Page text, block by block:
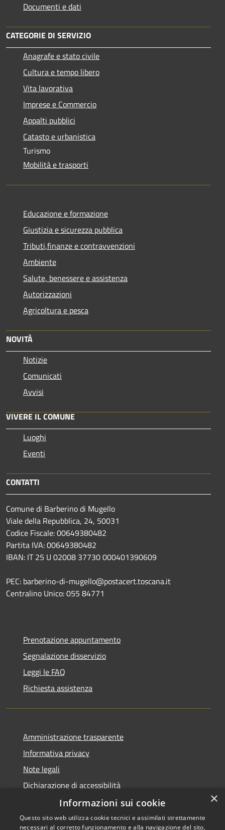
Documenti e dati
CATEGORIE DI SERVIZIO
Anagrafe e stato civile
Cultura e tempo libero
Vita lavorativa
Imprese e Commercio
Appalti pubblici
Catasto e urbanistica
Turismo
Mobilità e trasporti
Educazione e formazione
Giustizia e sicurezza pubblica
Tributi,finanze e contravvenzioni
Ambiente
Salute, benessere e assistenza
Autorizzazioni
Agricoltura e pesca
NOVITÀ
Notizie
Comunicati
Avvisi
VIVERE IL COMUNE
Luoghi
Eventi
CONTATTI
Comune di Barberino di Mugello
Viale della Repubblica, 24, 50031
Codice Fiscale: 00649380482
Partita IVA: 00649380482
IBAN: IT 25 U 02008 37730 000401390609
PEC: barberino-di-mugello@postacert.toscana.it
Centralino Unico: 055 84771
Prenotazione appuntamento
Segnalazione disservizio
Leggi le FAQ
Richiesta assistenza
Amministrazione trasparente
Informativa privacy
Note legali
Dichiarazione di accessibilità
×
Informazioni sui cookie
Questo sito web utilizza cookie tecnici e assimilati strettamente
necessari al corretto funzionamento e alla navigazione del sito,